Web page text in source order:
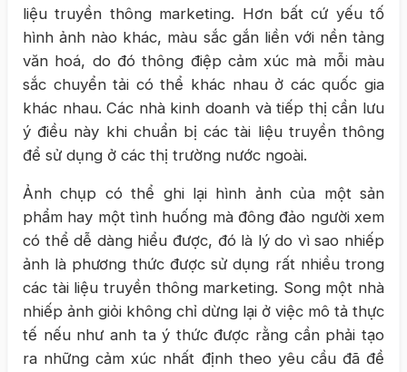
liệu truyền thông marketing. Hơn bất cứ yếu tố
hình ảnh nào khác, màu sắc gắn liền với nền tảng
văn hoá, do đó thông điệp cảm xúc mà mỗi màu
sắc chuyển tải có thể khác nhau ở các quốc gia
khác nhau. Các nhà kinh doanh và tiếp thị cần lưu
ý điều này khi chuẩn bị các tài liệu truyền thông
để sử dụng ở các thị trường nước ngoài.
Ảnh chụp có thể ghi lại hình ảnh của một sản
phẩm hay một tình huống mà đông đảo người xem
có thể dễ dàng hiểu được, đó là lý do vì sao nhiếp
ảnh là phương thức được sử dụng rất nhiều trong
các tài liệu truyền thông marketing. Song một nhà
nhiếp ảnh giỏi không chỉ dừng lại ở việc mô tả thực
tế nếu như anh ta ý thức được rằng cần phải tạo
ra những cảm xúc nhất định theo yêu cầu đã đề